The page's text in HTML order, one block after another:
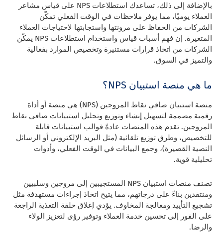
بالإضافة إلى ذلك، تساعدك استطلاعات NPS على قياس مشاعر
العملاء يوميًا، مما يوفر ملاحظات في الوقت الفعلي تمكّن
الشركات من الحفاظ على مرونتها واستجابتها لاحتياجات العملاء
المتغيرة. إن فهم أسباب قياس واستخدام استطلاعات NPS يمكّن
الشركات من اتخاذ قرارات مستنيرة وتخصيص الموارد بفعالية
والتميز في السوق.
ما هي منصة استبيان NPS؟
منصة استبيان صافي نقاط المروجين (NPS) هي منصة أو أداة
رقمية مصممة لتسهيل إنشاء وتوزيع وتحليل استبيانات صافي نقاط
المروجين. تقدم هذه المنصات عادةً قوالب استبيانات قابلة
للتخصيص، وطرق توزيع تلقائية (مثل البريد الإلكتروني أو الرسائل
النصية القصيرة)، وجمع البيانات في الوقت الفعلي، وأدوات
تحليلية قوية.
تصنف منصات استبيان NPS المستجيبين إلى مروجين وسلبيين
ومنتقدين بناءً على درجاتهم، مما يتيح اتخاذ إجراءات مستهدفة مثل
تشجيع التأييد ومعالجة المخاوف. يؤدي إغلاق حلقة التغذية الراجعة
على الفور إلى تحسين خدمة العملاء وتوفير رؤى لتعزيز الولاء
والرضا.